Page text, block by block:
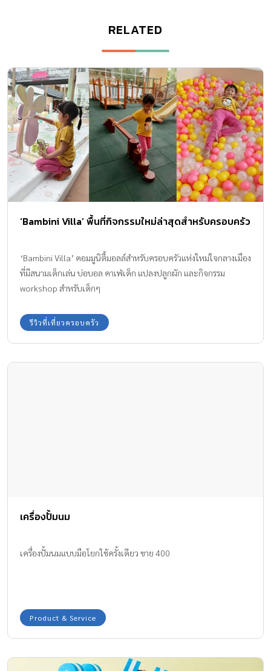
RELATED
‘Bambini Villa’ พื้นที่กิจกรรมใหม่ล่าสุดสำหรับครอบครัว
‘Bambini Villa’ คอมมูนิตี้มอลล์สำหรับครอบครัวแห่งใหม่ใจกลางเมือง
ที่มีสนามเด็กเล่น บ่อบอล คาเฟ่เด็ก แปลงปลูกผัก และกิจกรรม
workshop สำหรับเด็กๆ
รีวิวที่เที่ยวครอบครัว
เครื่องปั้มนม
เครื่องปั้มนมแบบมือโยกใช้ครั้งเดียว ขาย 400
Product & Service